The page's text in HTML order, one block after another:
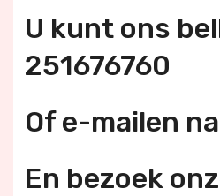
U kunt ons
251676760
Of e-mailen
En bezoek